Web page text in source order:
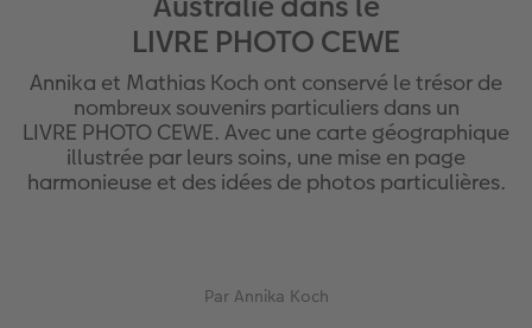
Étui personnalisé
LIVRE PHOTO CEWE Bébé
Couverture en cuir et en lin
Possibilités de commande
Tirages photo sur papier recyclé
Lot de photos
Autocollants photo
Photo d’identité biométrique
Affiche carte personnalisée
hexxas
Photo sous plexi
Photo sur bois
Autres occasions
Cartes photo
Cartes postales
CEWE myPhotos
Jeux
Animaux de compagnie
Faber-Castell
Boîte cadeau photo
Coques en silicone
Coques en cuir
Coques en bois
Avec design
Calendriers muraux avec design
Calendrier mural A4 Panorama
Calendrier mural A3
CEWE myPhotos
pour l’anniversaire
Cadeaux de fête des mères
Cadeaux pour le départ
Cadeaux photo pour Pâques
pour l’EVJF
Mariage
Concours photos
Témoignages
LIVRE PHOTO CEWE
Annika et Mathias Koch ont conservé le trésor de
nombreux souvenirs particuliers dans un
LIVRE PHOTO CEWE. Avec une carte géographique
illustrée par leurs soins, une mise en page
harmonieuse et des idées de photos particulières.
Par Annika Koch